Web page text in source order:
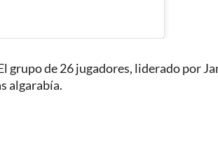
grupo de 26 jugadores, liderado por
algarabía.